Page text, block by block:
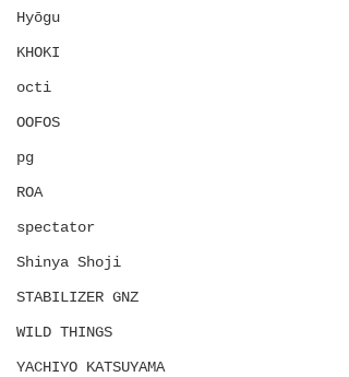
Hyōgu
KHOKI
octi
OOFOS
pg
ROA
spectator
Shinya Shoji
STABILIZER GNZ
WILD THINGS
YACHIYO KATSUYAMA